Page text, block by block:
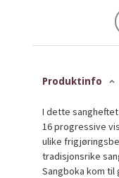
Produktinfo
I dette
16 progressive
ulike
tradisjonsrike
Sangboka kom til